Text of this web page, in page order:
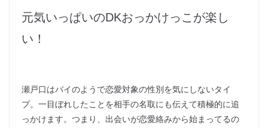
元気いっぱいのDKおっかけっこが楽し
い！
瀬戸口はバイのようで恋愛対象の性別を気にしないタイ
プ。一目ぼれしたことを相手の名取にも伝えて積極的に追
っかけます。つまり、出会いが恋愛絡みから始まってるの